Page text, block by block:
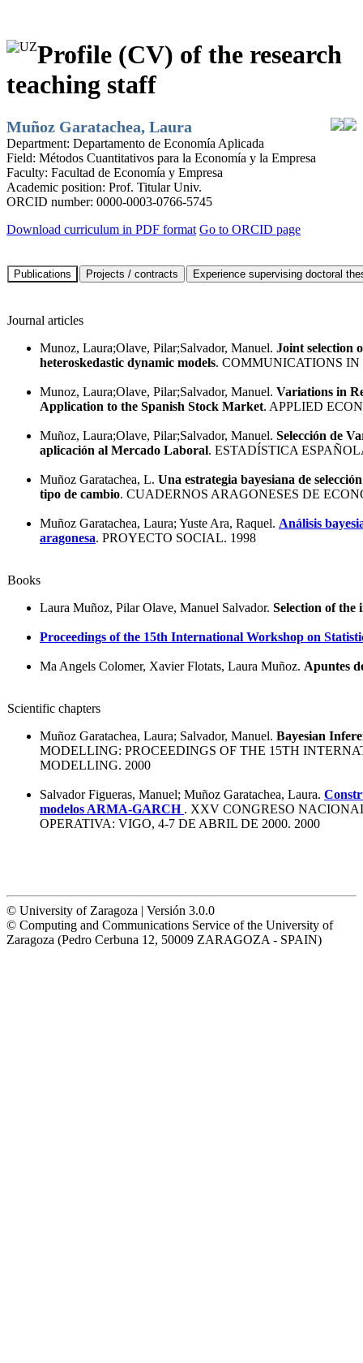
Profile (CV) of the research
teaching staff
Muñoz Garatachea, Laura
Department: Departamento de Economía Aplicada
Field: Métodos Cuantitativos para la Economía y la Empresa
Faculty: Facultad de Economía y Empresa
Academic position: Prof. Titular Univ.
ORCID number: 0000-0003-0766-5745
Download curriculum in PDF format Go to ORCID page
Journal articles
Munoz, Laura;Olave, Pilar;Salvador, Manuel. Joint selection
heteroskedastic dynamic models. COMMUNICATIONS IN
Munoz, Laura;Olave, Pilar;Salvador, Manuel. Variations in
Application to the Spanish Stock Market. APPLIED
Muñoz, Laura;Olave, Pilar;Salvador, Manuel. Selección de
aplicación al Mercado Laboral. ESTADÍSTICA
Muñoz Garatachea, L. Una estrategia bayesiana de
tipo de cambio. CUADERNOS ARAGONESES DE
Muñoz Garatachea, Laura; Yuste Ara, Raquel. Análisis
aragonesa. PROYECTO SOCIAL. 1998
Books
Laura Muñoz, Pilar Olave, Manuel Salvador. Selection of
Proceedings of the 15th International Workshop on
Ma Angels Colomer, Xavier Flotats, Laura Muñoz. Apuntes
Scientific chapters
Muñoz Garatachea, Laura; Salvador, Manuel. Bayesian
MODELLING: PROCEEDINGS OF THE 15TH
MODELLING. 2000
Salvador Figueras, Manuel; Muñoz Garatachea, Laura.
modelos ARMA-GARCH . XXV CONGRESO
OPERATIVA: VIGO, 4-7 DE ABRIL DE 2000. 2000
© University of Zaragoza | Versión 3.0.0
© Computing and Communications Service of the University of
Zaragoza (Pedro Cerbuna 12, 50009 ZARAGOZA - SPAIN)